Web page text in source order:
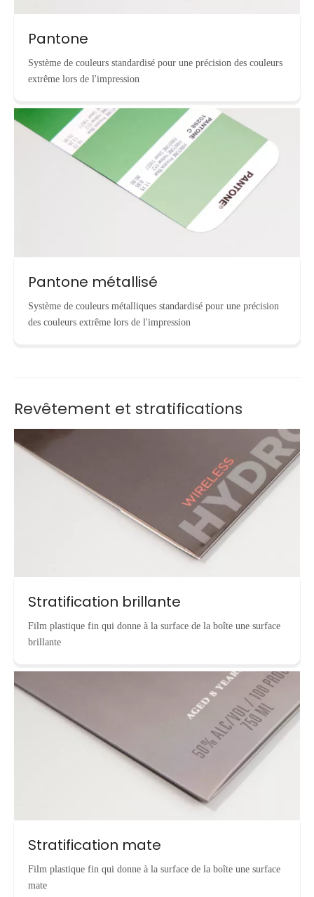
Pantone
Système de couleurs standardisé pour une précision des couleurs
extrême lors de l'impression
Pantone métallisé
Système de couleurs métalliques standardisé pour une précision
des couleurs extrême lors de l'impression
Revêtement et stratifications
Stratification brillante
Film plastique fin qui donne à la surface de la boîte une surface
brillante
Stratification mate
Film plastique fin qui donne à la surface de la boîte une surface
mate